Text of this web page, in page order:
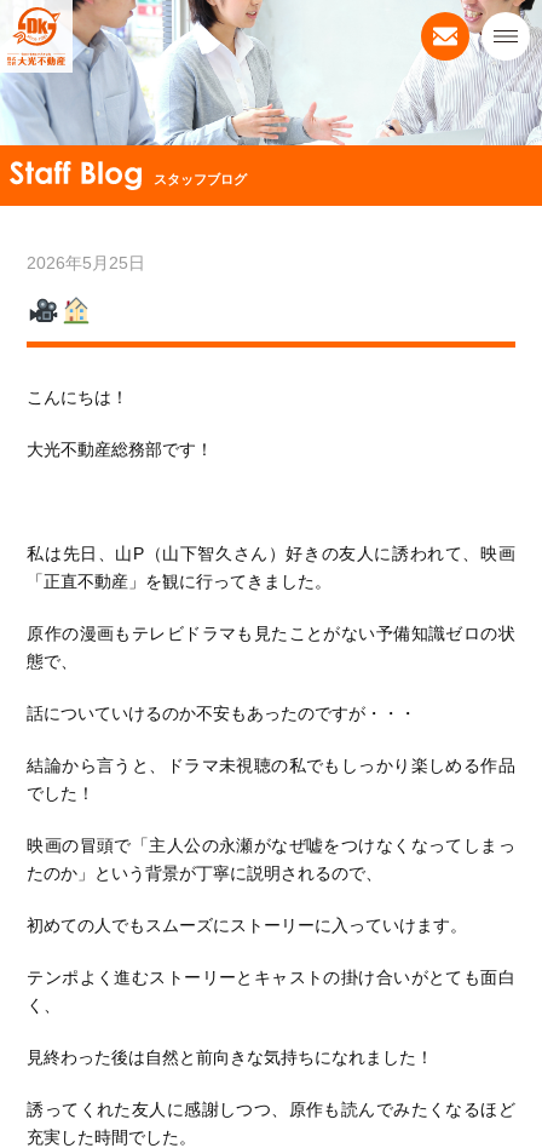
スタッフブログ
2026年5月25日
こんにちは！
大光不動産総務部です！
私は先日、山P（山下智久さん）好きの友人に誘われて、映画
「正直不動産」を観に行ってきました。
原作の漫画もテレビドラマも見たことがない予備知識ゼロの状
態で、
話についていけるのか不安もあったのですが・・・
結論から言うと、ドラマ未視聴の私でもしっかり楽しめる作品
でした！
映画の冒頭で「主人公の永瀬がなぜ嘘をつけなくなってしまっ
たのか」という背景が丁寧に説明されるので、
初めての人でもスムーズにストーリーに入っていけます。
テンポよく進むストーリーとキャストの掛け合いがとても面白
く、
見終わった後は自然と前向きな気持ちになれました！
誘ってくれた友人に感謝しつつ、原作も読んでみたくなるほど
充実した時間でした。